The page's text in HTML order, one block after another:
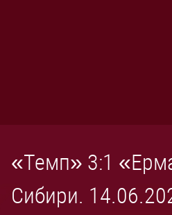
«Темп» 3:1
Сибири.